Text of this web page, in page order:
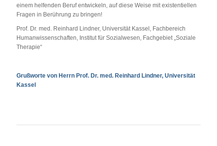
einem helfenden Beruf entwickeln, auf diese Weise mit existentiellen
Fragen in Berührung zu bringen!
Prof. Dr. med. Reinhard Lindner, Universität Kassel, Fachbereich
Humanwissenschaften, Institut für Sozialwesen, Fachgebiet „Soziale
Therapie“
Grußworte von Herrn Prof. Dr. med. Reinhard Lindner, Universität
Kassel